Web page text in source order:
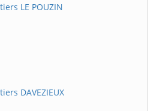
LE POUZIN
DAVEZIEUX